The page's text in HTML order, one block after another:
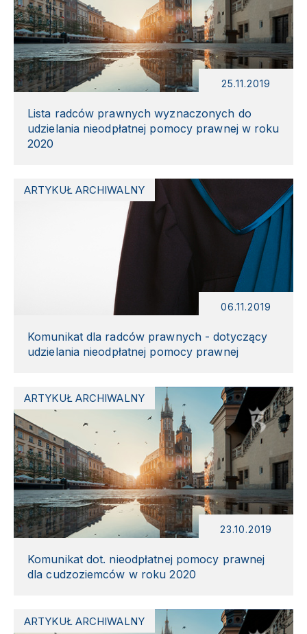
25.11.2019
Lista radców prawnych wyznaczonych do
udzielania nieodpłatnej pomocy prawnej w roku
2020
ARTYKUŁ ARCHIWALNY
06.11.2019
Komunikat dla radców prawnych - dotyczący
udzielania nieodpłatnej pomocy prawnej
ARTYKUŁ ARCHIWALNY
23.10.2019
Komunikat dot. nieodpłatnej pomocy prawnej
dla cudzoziemców w roku 2020
ARTYKUŁ ARCHIWALNY